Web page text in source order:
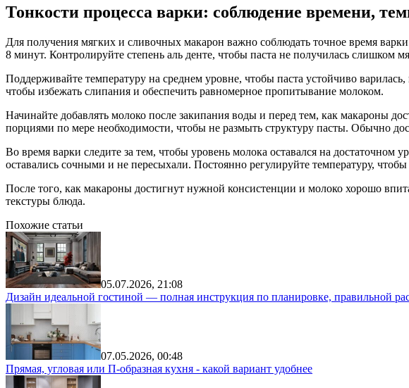
Тонкости процесса варки: соблюдение времени,
Для получения мягких и сливочных макарон важно соблюдать точное время
8 минут. Контролируйте степень аль денте, чтобы паста не получилась слишком
Поддерживайте температуру на среднем уровне, чтобы паста устойчиво
чтобы избежать слипания и обеспечить равномерное пропитывание молоком.
Начинайте добавлять молоко после закипания воды и перед тем, как макароны
порциями по мере необходимости, чтобы не размыть структуру пасты. Обычно
Во время варки следите за тем, чтобы уровень молока оставался на
оставались сочными и не пересыхали. Постоянно регулируйте температуру,
После того, как макароны достигнут нужной консистенции и молоко хорошо
текстуры блюда.
Похожие статьи
05.07.2026, 21:08
Дизайн идеальной гостиной — полная инструкция по планировке, правильной
07.05.2026, 00:48
Прямая, угловая или П-образная кухня - какой вариант удобнее